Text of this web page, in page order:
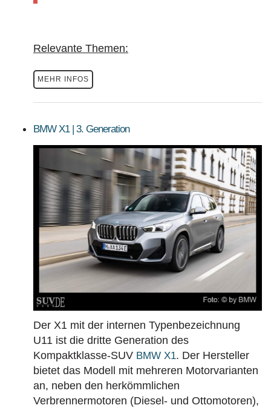
Relevante Themen:
MEHR INFOS
BMW X1 | 3. Generation
Der X1 mit der internen Typenbezeichnung
U11 ist die dritte Generation des
Kompaktklasse-SUV BMW X1. Der Hersteller
bietet das Modell mit mehreren Motorvarianten
an, neben den herkömmlichen
Verbrennermotoren (Diesel- und Ottomotoren),